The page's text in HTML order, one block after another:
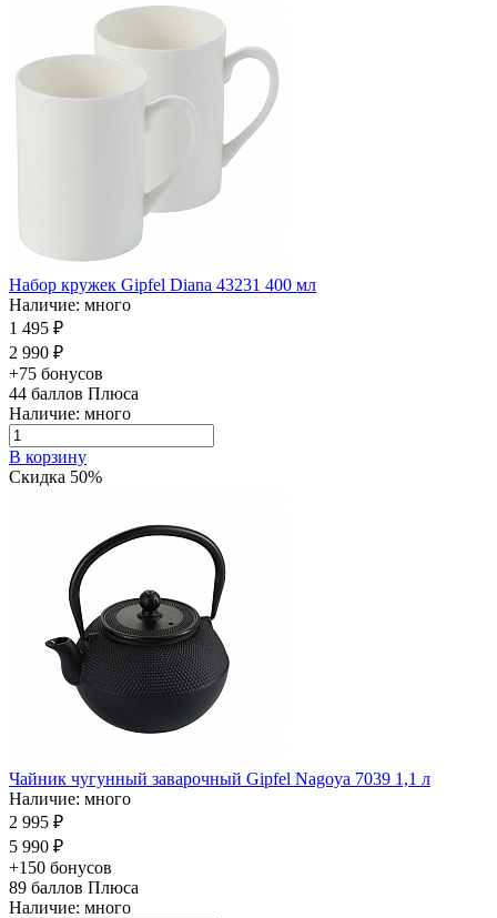
Набор кружек Gipfel Diana 43231 400 мл
Наличие: много
1 495 ₽
2 990 ₽
+75 бонусов
44 баллов Плюса
Наличие: много
В корзину
Скидка 50%
Чайник чугунный заварочный Gipfel Nagoya 7039 1,1 л
Наличие: много
2 995 ₽
5 990 ₽
+150 бонусов
89 баллов Плюса
Наличие: много